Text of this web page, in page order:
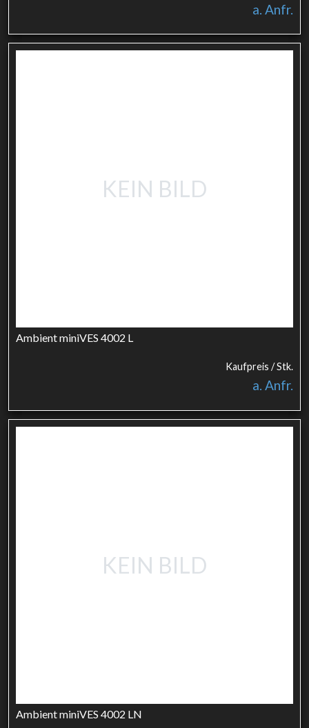
a. Anfr.
KEIN BILD
Ambient miniVES 4002 L
Kaufpreis / Stk.
a. Anfr.
KEIN BILD
Ambient miniVES 4002 LN